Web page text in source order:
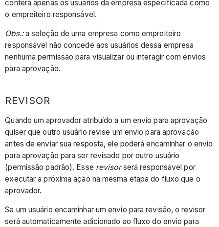
conterá apenas os usuários da empresa especificada como
o empreiteiro responsável.
Obs.:a seleção de uma empresa como empreiteiro
responsável não concede aos usuários dessa empresa
nenhuma permissão para visualizar ou interagir com envios
para aprovação.
REVISOR
Quando um aprovador atribuído a um envio para aprovação
quiser que outro usuário revise um envio para aprovação
antes de enviar sua resposta, ele poderá encaminhar o envio
para aprovação para ser revisado por outro usuário
(permissão padrão). Esse revisorserá responsável por
executar a próxima ação na mesma etapa do fluxo que o
aprovador.
Se um usuário encaminhar um envio para revisão, o revisor
será automaticamente adicionado ao fluxo do envio para